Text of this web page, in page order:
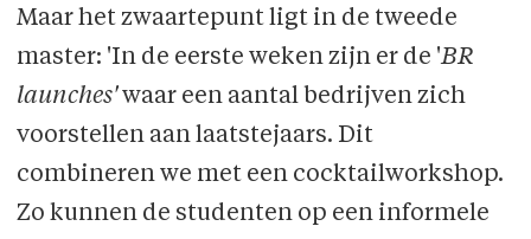
Maar het zwaartepunt ligt in de tweede
master: 'In de eerste weken zijn er de 'BR
launches'waar een aantal bedrijven zich
voorstellen aan laatstejaars. Dit
combineren we met een cocktailworkshop.
Zo kunnen de studenten op een informele